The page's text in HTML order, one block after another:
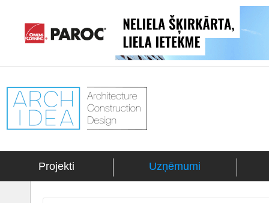
Projekti Uzņēmumi